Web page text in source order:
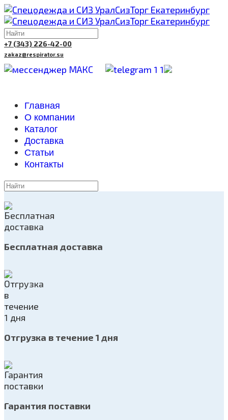
+7 (343) 226-42-00
zakaz@respirator.su
Главная
О компании
Каталог
Доставка
Cтатьи
Контакты
Бесплатная доставка
Отгрузка в течение 1 дня
Гарантия поставки